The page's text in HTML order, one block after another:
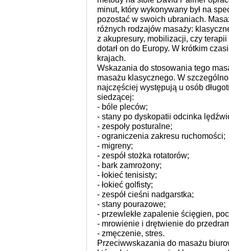
minut, który wykonywany był na
pozostać w swoich ubraniach.
różnych rodzajów masaży:
z akupresury, mobilizacji, czy
dotarł on do Europy. W krótkim
krajach.
Wskazania do stosowania tego
masażu klasycznego. W
najczęściej występują u osób
siedzącej:
- bóle pleców;
- stany po dyskopatii odcinka
- zespoły posturalne;
- ograniczenia zakresu ruchomości;
- migreny;
- zespół stożka rotatorów;
- bark zamrożony;
- łokieć tenisisty;
- łokieć golfisty;
- zespół cieśni nadgarstka;
- stany pourazowe;
- przewlekłe zapalenie ścięgien,
- mrowienie i drętwienie do
- zmęczenie, stres.
Przeciwwskazania do masażu